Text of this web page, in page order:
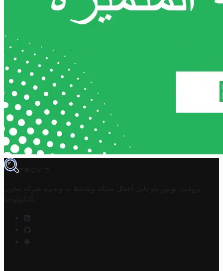
TROVIT
تروفيت تونس هو دليل أعمال تملكه وتحتفظ به وتديره
شركة مخزن
التكنولوجيا